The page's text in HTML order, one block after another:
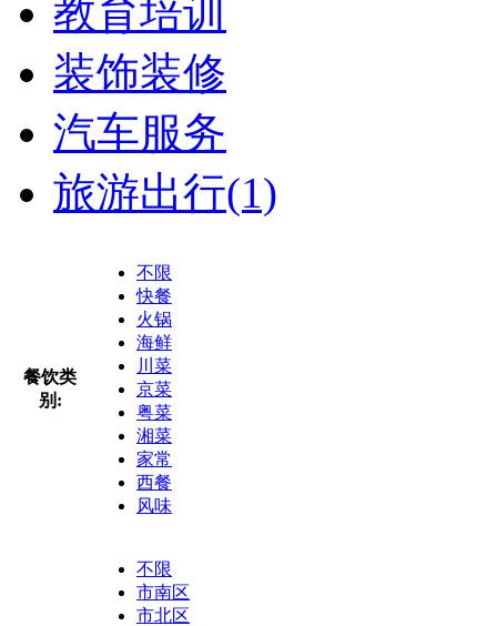
教育培训
装饰装修
汽车服务
旅游出行(1)
餐饮类
别:
不限
快餐
火锅
海鲜
川菜
京菜
粤菜
湘菜
家常
西餐
风味
不限
市南区
市北区